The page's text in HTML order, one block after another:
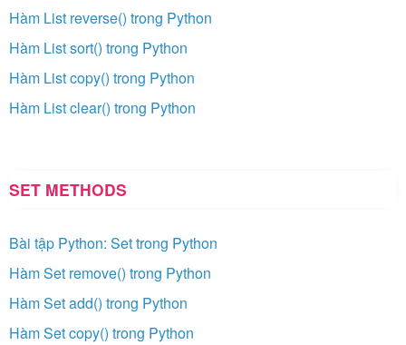
Hàm List reverse() trong Python
Hàm List sort() trong Python
Hàm List copy() trong Python
Hàm List clear() trong Python
SET METHODS
Bài tập Python: Set trong Python
Hàm Set remove() trong Python
Hàm Set add() trong Python
Hàm Set copy() trong Python